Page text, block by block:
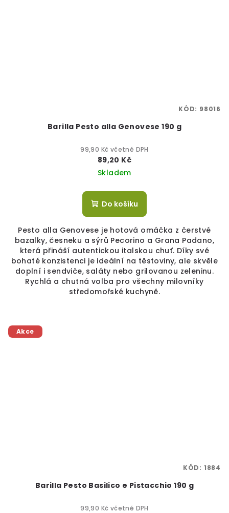
Barilla Pesto alla Genovese 190 g
99,90 Kč včetně DPH
89,20 Kč
Skladem
Do košíku
Pesto alla Genovese je hotová omáčka z čerstvé
bazalky, česneku a sýrů Pecorino a Grana Padano,
která přináší autentickou italskou chuť. Díky své
bohaté konzistenci je ideální na těstoviny, ale skvěle
doplní i sendviče, saláty nebo grilovanou zeleninu.
Rychlá a chutná volba pro všechny milovníky
středomořské kuchyně.
KÓD: 98016
Akce
Barilla Pesto Basilico e Pistacchio 190 g
99,90 Kč včetně DPH
KÓD: 1884